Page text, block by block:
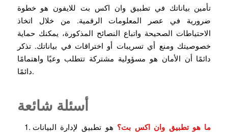
تأمين بياناتك في تطبيق وان اكس بت للايفون هو خطوة
ضرورية في عصر المعلومات الرقمية. من خلال اتخاذ
الاحتياطات الصحيحة واتباع النصائح المذكورة، يمكنك حماية
خصوصيتك ومنع أي تسريبات أو اختراقات في بياناتك. تذكر
دائمًا أن الأمان هو مسؤولية مشتركة تتطلب وعيًا واهتمامًا
دائمًا.
أسئلة شائعة
ما هو تطبيق وان اكس بت؟ هو تطبيق لإدارة البيانات